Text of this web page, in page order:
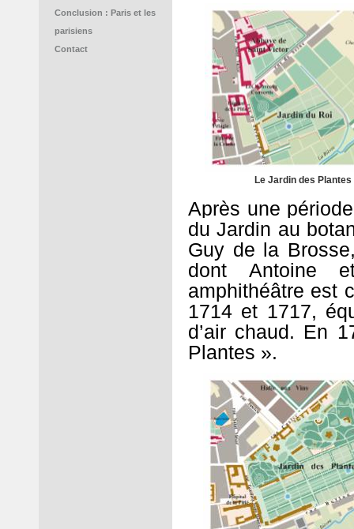
Conclusion : Paris et les
parisiens
Contact
Le Jardin des Plantes
Après une
du Jardin au
Guy de la
dont Antoine
amphithéâtre est
1714 et 1717,
d’air chaud. En
Plantes ».